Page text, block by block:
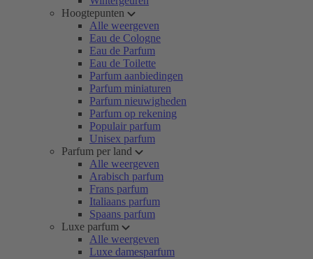
Hoogtepunten
Alle weergeven
Eau de Cologne
Eau de Parfum
Eau de Toilette
Parfum aanbiedingen
Parfum miniaturen
Parfum nieuwigheden
Parfum op rekening
Populair parfum
Unisex parfum
Parfum per land
Alle weergeven
Arabisch parfum
Frans parfum
Italiaans parfum
Spaans parfum
Luxe parfum
Alle weergeven
Luxe damesparfum